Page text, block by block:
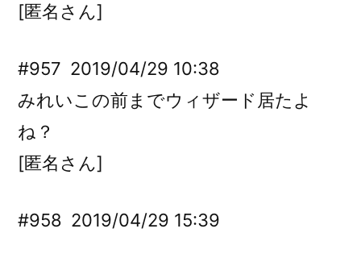
[匿名さん]
#957 2019/04/29 10:38
みれいこの前までウィザード居たよ
ね？
[匿名さん]
#958 2019/04/29 15:39